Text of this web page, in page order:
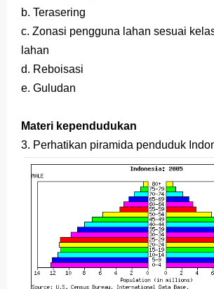
b. Terasering
c. Zonasi pengguna lahan sesuai
lahan
d. Reboisasi
e. Guludan
Materi kependudukan
3. Perhatikan piramida penduduk